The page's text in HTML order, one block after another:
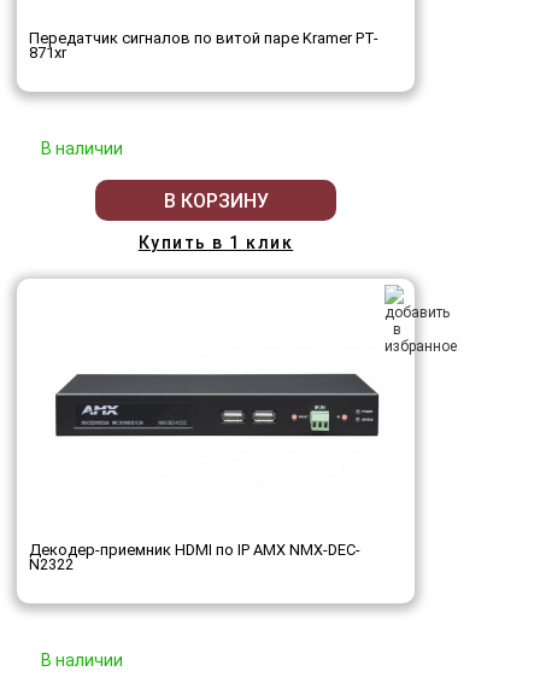
Передатчик сигналов по витой паре Kramer PT-
871xr
В наличии
В КОРЗИНУ
Купить в 1 клик
Декодер-приемник HDMI по IP AMX NMX-DEC-
N2322
В наличии